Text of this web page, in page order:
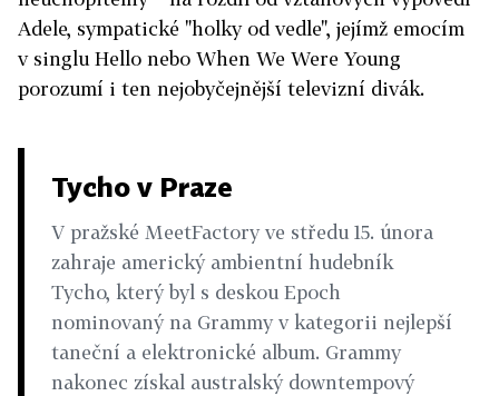
Adele, sympatické "holky od vedle", jejímž emocím
v singlu Hello nebo When We Were Young
porozumí i ten nejobyčejnější televizní divák.
Tycho v Praze
V pražské MeetFactory ve středu 15. února
zahraje americký ambientní hudebník
Tycho, který byl s deskou Epoch
nominovaný na Grammy v kategorii nejlepší
taneční a elektronické album. Grammy
nakonec získal australský downtempový